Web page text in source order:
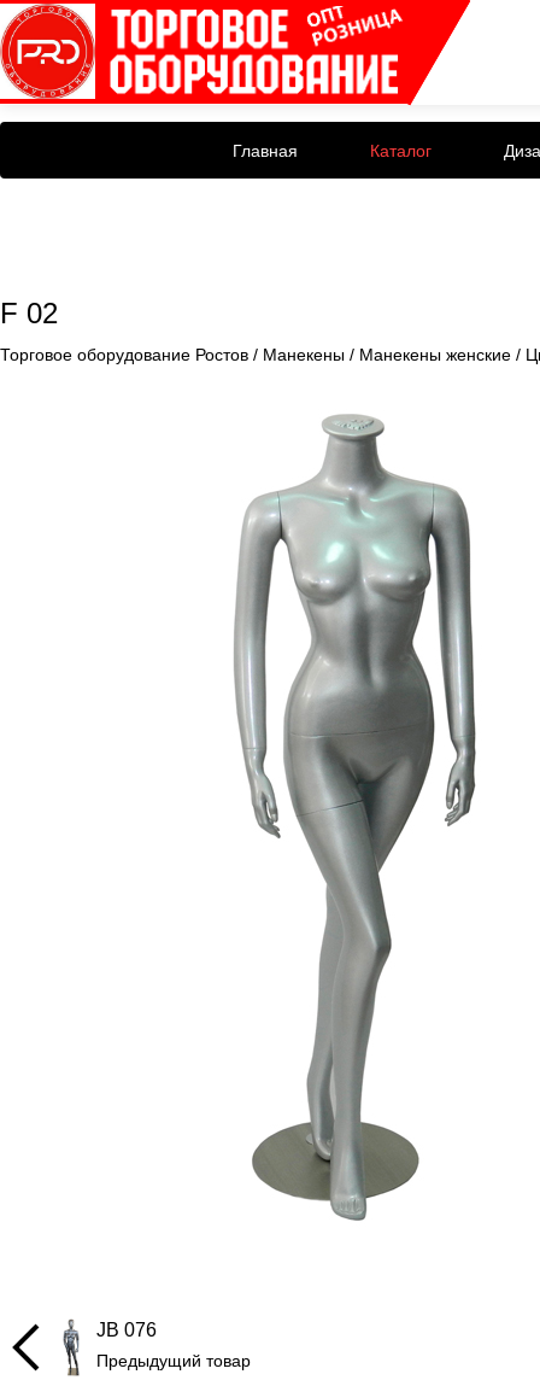
Главная Каталог
F 02
Торговое оборудование Ростов / Манекены / Манекены женские /
JB 076
Предыдущий товар